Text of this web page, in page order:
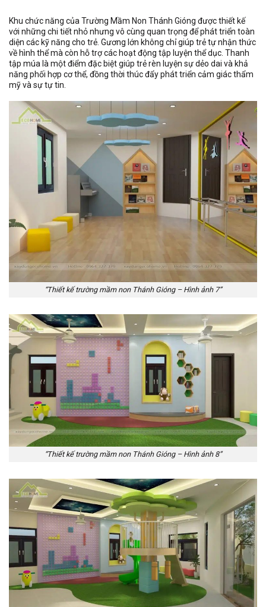
Khu chức năng của Trường Mầm Non Thánh Gióng được thiết kế
với những chi tiết nhỏ nhưng vô cùng quan trọng để phát triển toàn
diện các kỹ năng cho trẻ. Gương lớn không chỉ giúp trẻ tự nhận thức
về hình thể mà còn hỗ trợ các hoạt động tập luyện thể dục. Thanh
tập múa là một điểm đặc biệt giúp trẻ rèn luyện sự dẻo dai và khả
năng phối hợp cơ thể, đồng thời thúc đẩy phát triển cảm giác thẩm
mỹ và sự tự tin.
“Thiết kế trường mầm non Thánh Gióng – Hình ảnh 7”
“Thiết kế trường mầm non Thánh Gióng – Hình ảnh 8”